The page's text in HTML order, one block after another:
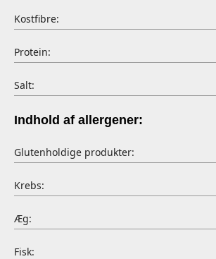
Kostfibre:
Protein:
Salt:
Indhold af allergener:
Glutenholdige produkter:
Krebs:
Æg:
Fisk: